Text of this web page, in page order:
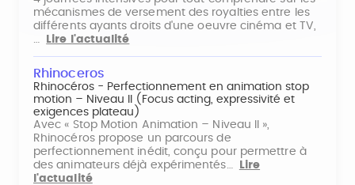
mécanismes de versement des royalties entre les
différents ayants droits d'une oeuvre cinéma et TV,
…
Lire l'actualité
Rhinoceros
Rhinocéros - Perfectionnement en animation stop
motion – Niveau II (Focus acting, expressivité et
exigences plateau)
Avec « Stop Motion Animation – Niveau II »,
Rhinocéros propose un parcours de
perfectionnement inédit, conçu pour permettre à
des animateurs déjà expérimentés…
Lire
l'actualité